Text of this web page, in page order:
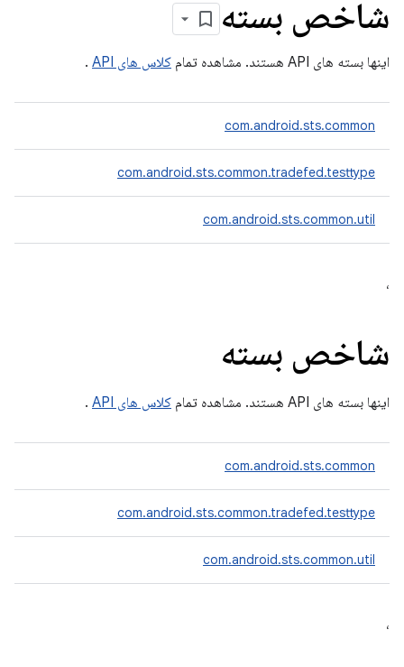
شاخص بسته
اینها بسته های API هستند. مشاهده تمام کلاس های API .
com.android.sts.common
com.android.sts.common.tradefed.testtype
com.android.sts.common.util
،
شاخص بسته
اینها بسته های API هستند. مشاهده تمام کلاس های API .
com.android.sts.common
com.android.sts.common.tradefed.testtype
com.android.sts.common.util
،